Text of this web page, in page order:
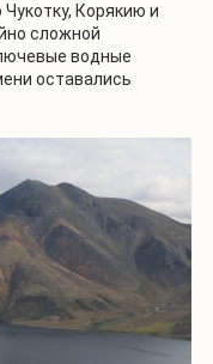
Корякию и
сложной
водные
оставались